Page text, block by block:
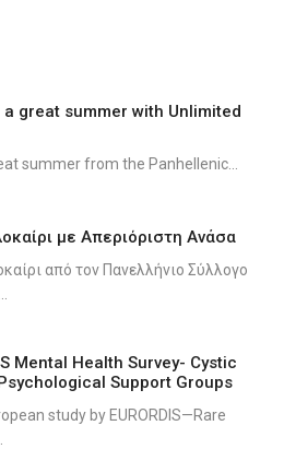
a great summer with Unlimited
summer from the Panhellenic...
με Απεριόριστη Ανάσα
από τον Πανελλήνιο Σύλλογο
Mental Health Survey- Cystic
Support Groups
study by EURORDIS—Rare